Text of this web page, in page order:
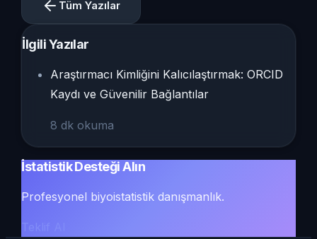
Tüm Yazılar
İlgili Yazılar
Araştırmacı Kimliğini Kalıcılaştırmak: ORCID
Kaydı ve Güvenilir Bağlantılar
8 dk okuma
İstatistik Desteği Alın
Profesyonel biyoistatistik danışmanlık.
Teklif Al